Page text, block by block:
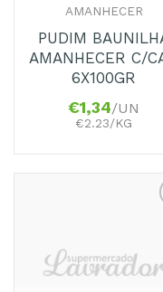
AMANHECER
PUDIM
AMANHECER C/
6X100GR
€1,34/UN
€2.23/KG